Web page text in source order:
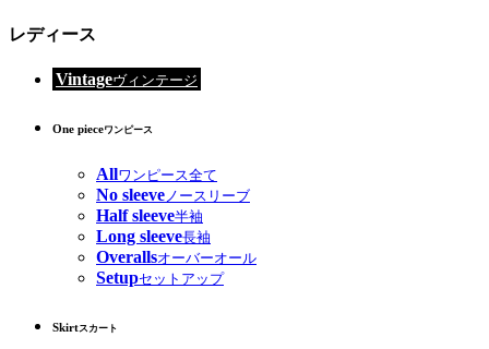
レディース
Vintageヴィンテージ
One pieceワンピース
Allワンピース全て
No sleeveノースリーブ
Half sleeve半袖
Long sleeve長袖
Overallsオーバーオール
Setupセットアップ
Skirtスカート